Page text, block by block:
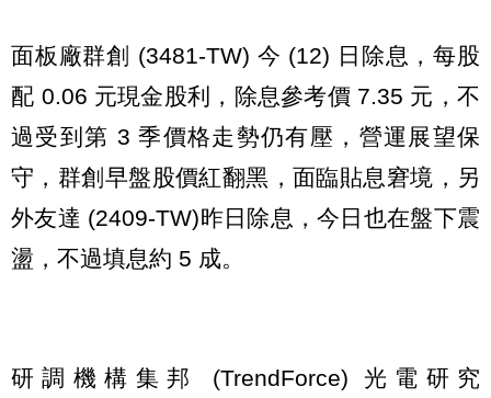
面板廠群創 (3481-TW) 今 (12) 日除息，每股
配 0.06 元現金股利，除息參考價 7.35 元，不
過受到第 3 季價格走勢仍有壓，營運展望保
守，群創早盤股價紅翻黑，面臨貼息窘境，另
外友達 (2409-TW)昨日除息，今日也在盤下震
盪，不過填息約 5 成。
研調機構集邦 (TrendForce) 光電研究